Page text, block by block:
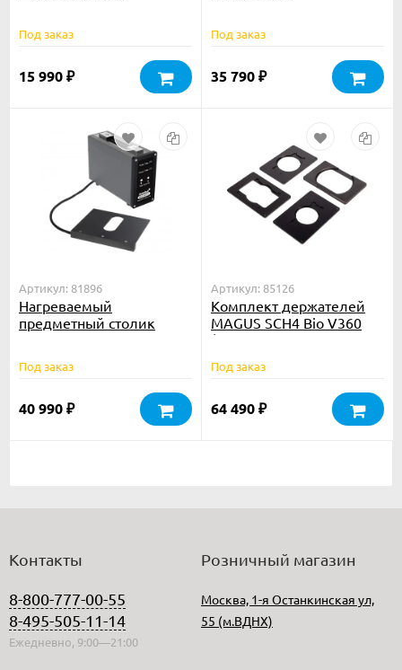
бутылкой
Под заказ
15 990 ₽
Под заказ
35 790 ₽
Артикул: 81896
Нагреваемый
предметный столик
Под заказ
40 990 ₽
Артикул: 85126
Комплект держателей
MAGUS SCH4 Bio V360
(планшет Терасаки,
чашка Петри D 65 мм,
Под заказ
64 490 ₽
Контакты
8-800-777-00-55
8-495-505-11-14
Ежедневно, 9:00—21:00
Розничный магазин
Москва, 1-я Останкинская ул,
55 (м.ВДНХ)